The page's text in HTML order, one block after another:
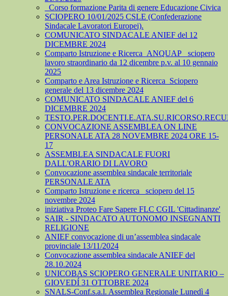
_Corso formazione Parita di genere Educazione Civica
SCIOPERO 10/01/2025 CSLE (Confederazione
Sindacale Lavoratori Europei).
COMUNICATO SINDACALE ANIEF del 12
DICEMBRE 2024
Comparto Istruzione e Ricerca_ANQUAP_ sciopero
lavoro straordinario da 12 dicembre p.v. al 10 gennaio
2025
Comparto e Area Istruzione e Ricerca_Sciopero
generale del 13 dicembre 2024
COMUNICATO SINDACALE ANIEF del 6
DICEMBRE 2024
CONVOCAZIONE ASSEMBLEA ON LINE
PERSONALE ATA 28 NOVEMBRE 2024 ORE 15-
17
ASSEMBLEA SINDACALE FUORI
DALL'ORARIO DI LAVORO
Convocazione assemblea sindacale territoriale
PERSONALE ATA
Comparto Istruzione e ricerca_ sciopero del 15
novembre 2024
iniziativa Proteo Fare Sapere FLC CGIL 'Cittadinanze'
SAIR - SINDACATO AUTONOMO INSEGNANTI
RELIGIONE
ANIEF convocazione di un’assemblea sindacale
provinciale 13/11/2024
Convocazione assemblea sindacale ANIEF del
28.10.2024
UNICOBAS SCIOPERO GENERALE UNITARIO –
GIOVEDÍ 31 OTTOBRE 2024
SNALS-Conf.s.a.l. Assemblea Regionale Lunedì 4